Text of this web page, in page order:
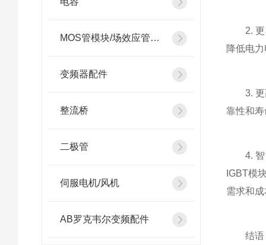
MOS管模块/场效应管模块
变频器配件
整流桥
二极管
伺服电机/风机
AB罗克韦尔变频配件
2. 更小
降低电
3. 更高
靠性和
4. 智能
IGBT模
需求和
结语